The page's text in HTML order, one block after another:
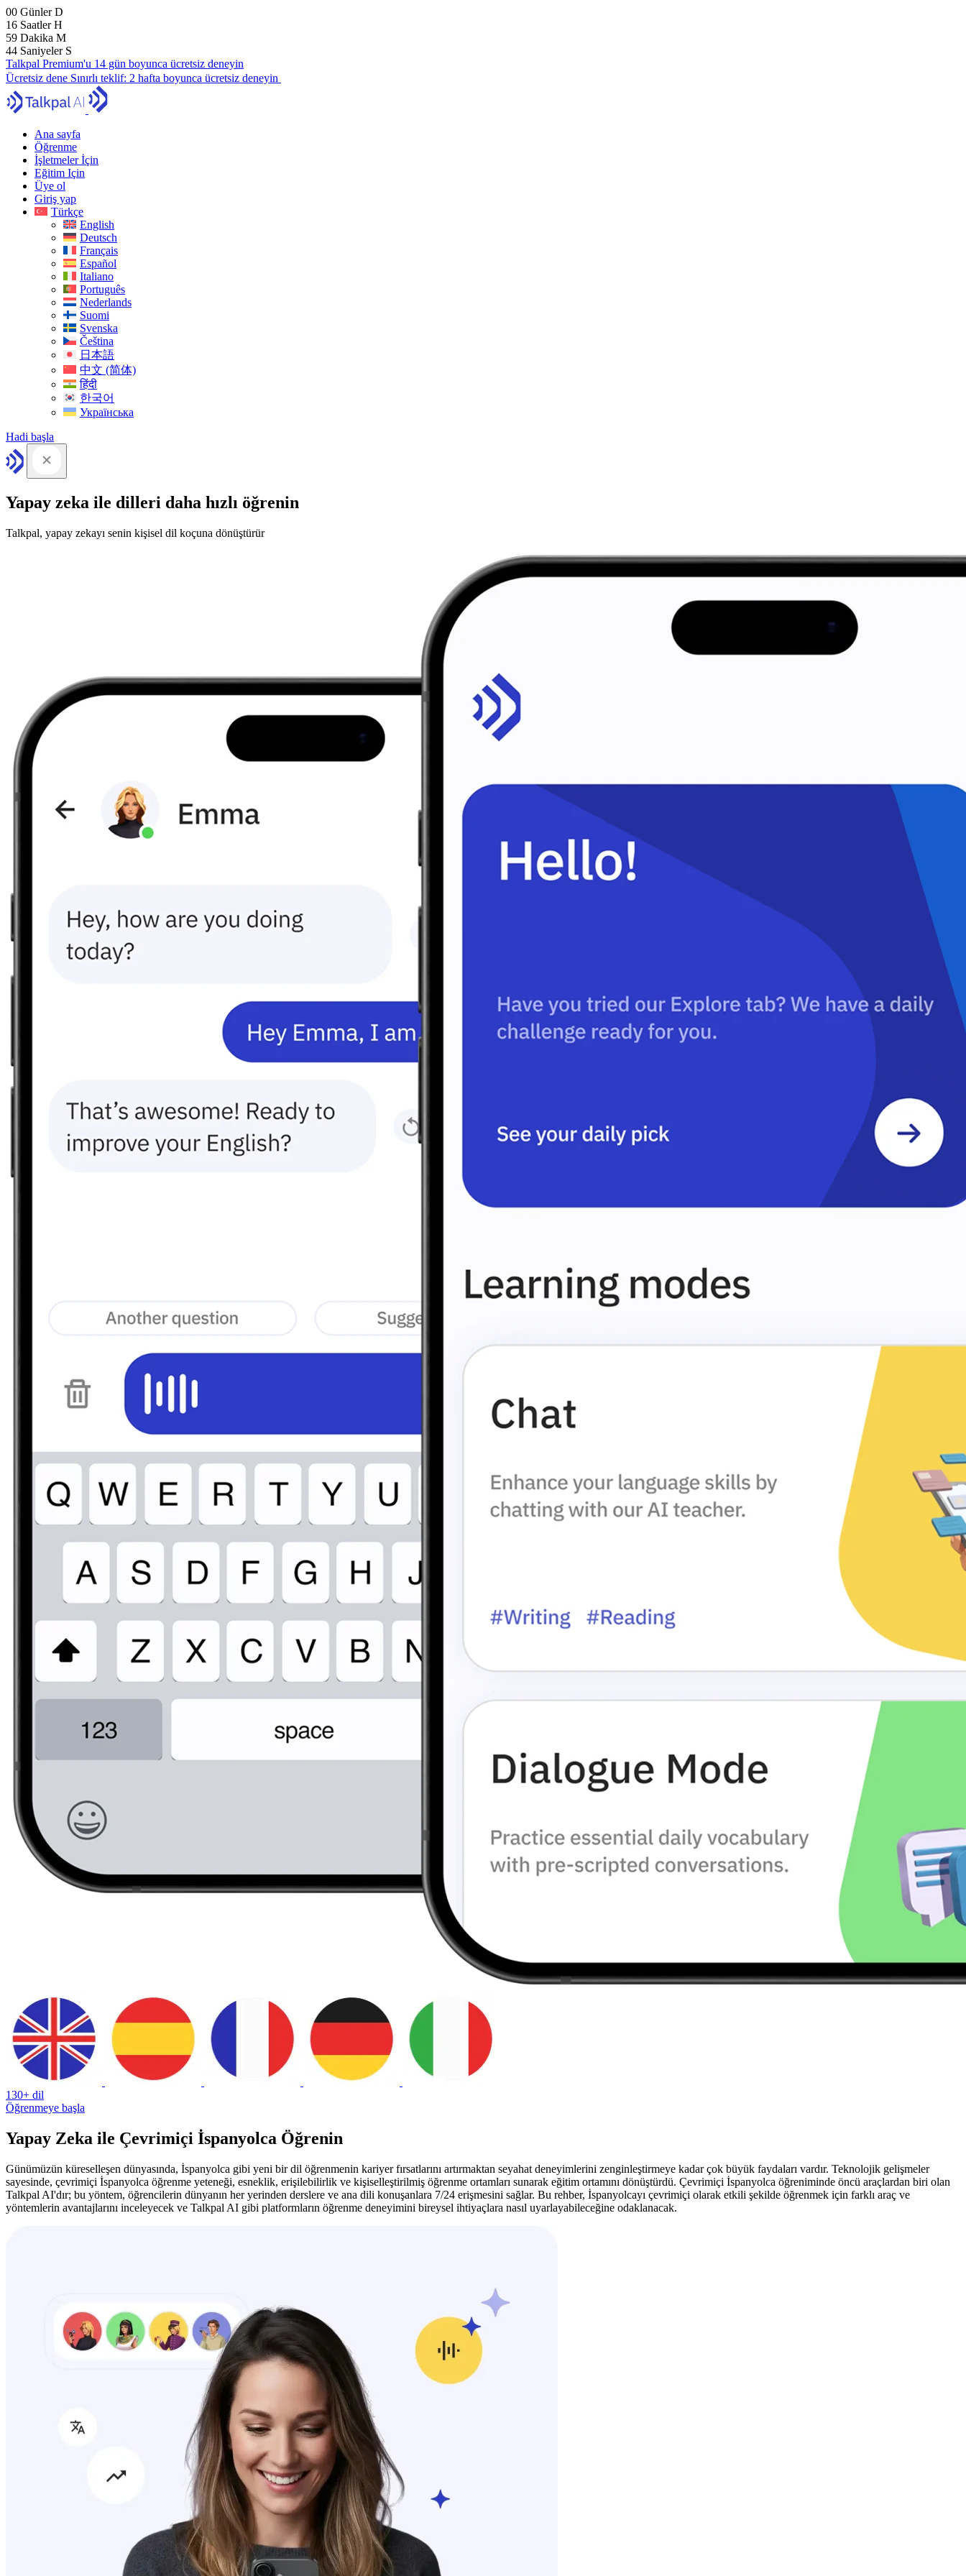
00 GünlerD
16 SaatlerH
59 Dakika M
43 Saniyeler S
Talkpal Premium'u 14 gün boyunca ücretsiz deneyin
Ücretsiz dene Sınırlı teklif: 2 hafta boyunca ücretsiz deneyin
Ana sayfa
Öğrenme
İşletmeler İçin
Eğitim Için
Üye ol
Giriş yap
Türkçe
English
Deutsch
Français
Español
Italiano
Português
Nederlands
Suomi
Svenska
Čeština
日本語
中文 (简体)
हिंदी
한국어
Українська
Hadi başla
Yapay zeka ile dilleri daha hızlı öğrenin
Talkpal, yapay zekayı senin kişisel dil koçuna dönüştürür
130+ dil
Öğrenmeye başla
Yapay Zeka ile Çevrimiçi İspanyolca Öğrenin
Günümüzün küreselleşen dünyasında, İspanyolca gibi yeni bir dil öğrenmenin kariyer fırsatlarını artırmaktan seyahat deneyimlerini zenginleştirmeye kadar çok büyük faydaları vardır. Teknolojik gelişmeler
sayesinde, çevrimiçi İspanyolca öğrenme yeteneği, esneklik, erişilebilirlik ve kişiselleştirilmiş öğrenme ortamları sunarak eğitim ortamını dönüştürdü. Çevrimiçi İspanyolca öğreniminde öncü araçlardan biri olan
Talkpal AI'dır; bu yöntem, öğrencilerin dünyanın her yerinden derslere ve ana dili konuşanlara 7/24 erişmesini sağlar. Bu rehber, İspanyolcayı çevrimiçi olarak etkili şekilde öğrenmek için farklı araç ve
yöntemlerin avantajlarını inceleyecek ve Talkpal AI gibi platformların öğrenme deneyimini bireysel ihtiyaçlara nasıl uyarlayabileceğine odaklanacak.